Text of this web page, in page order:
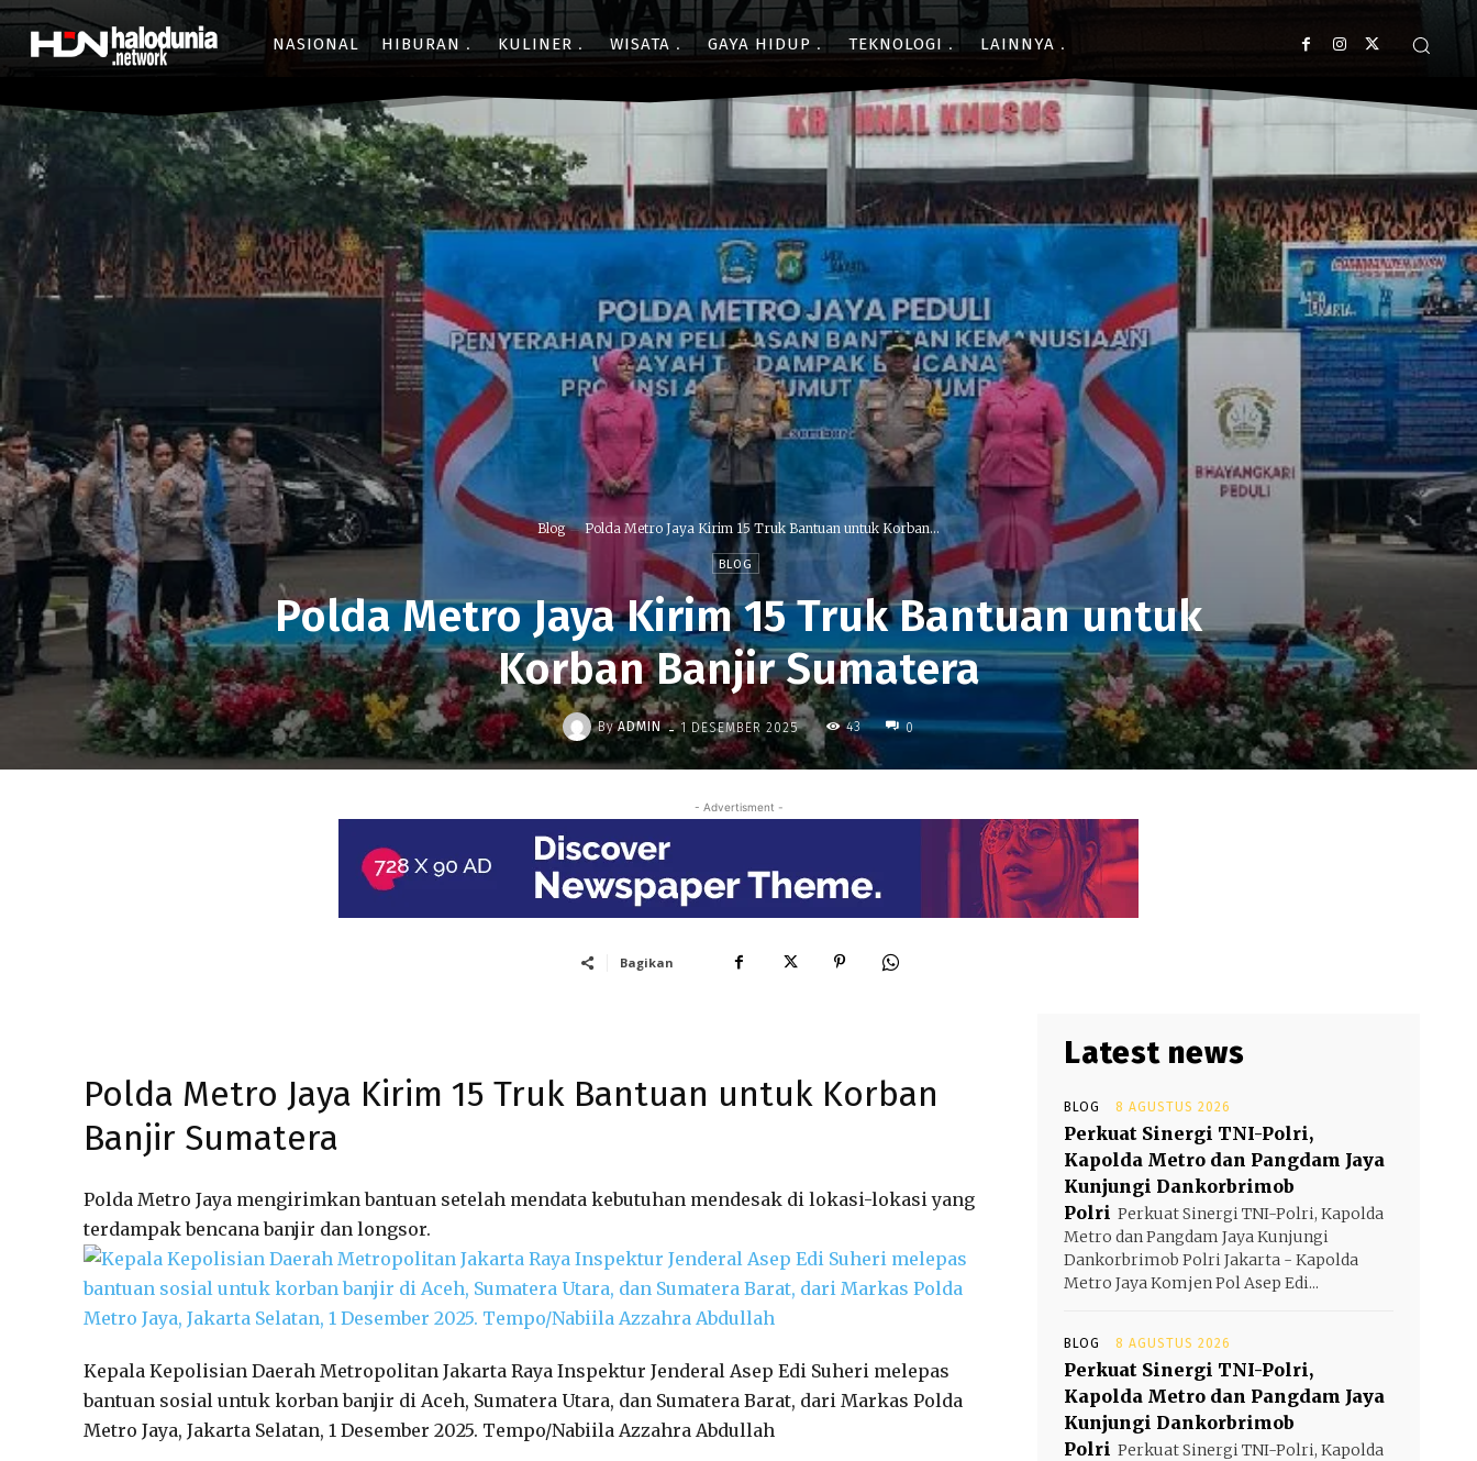
NASIONAL HIBURAN KULINER WISATA GAYA HIDUP TEKNOLOGI LAINNYA
Blog Polda Metro Jaya Kirim 15 Truk Bantuan untuk Korban...
BLOG
Polda Metro Jaya Kirim 15 Truk Bantuan untuk
Korban Banjir Sumatera
By ADMIN - 1 DESEMBER 2025 43 0
- Advertisment -
Bagikan
Polda Metro Jaya Kirim 15 Truk Bantuan untuk Korban
Banjir Sumatera
Polda Metro Jaya mengirimkan bantuan setelah mendata kebutuhan mendesak di lokasi-lokasi yang
terdampak bencana banjir dan longsor.
Kepala Kepolisian Daerah Metropolitan Jakarta Raya Inspektur Jenderal Asep Edi Suheri melepas
bantuan sosial untuk korban banjir di Aceh, Sumatera Utara, dan Sumatera Barat, dari Markas Polda
Metro Jaya, Jakarta Selatan, 1 Desember 2025. Tempo/Nabiila Azzahra Abdullah
Latest news
BLOG 8 AGUSTUS 2026
Perkuat Sinergi TNI-Polri,
Kapolda Metro dan Pangdam Jaya
Kunjungi Dankorbrimob
Polri Perkuat Sinergi TNI-Polri, Kapolda
Metro dan Pangdam Jaya Kunjungi
Dankorbrimob Polri Jakarta - Kapolda
Metro Jaya Komjen Pol Asep Edi...
BLOG 8 AGUSTUS 2026
Perkuat Sinergi TNI-Polri,
Kapolda Metro dan Pangdam Jaya
Kunjungi Dankorbrimob
Polri Perkuat Sinergi TNI-Polri, Kapolda